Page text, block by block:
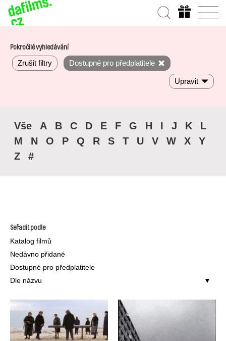
Pokročilé vyhledávání
Zrušit filtry Dostupné pro předplatitele
Upravit
Vše A B C D E F G H I J K
L
M
N O P Q R S T U V W X
Y
Z
#
Seřadit podle
Katalog filmů
Nedávno přidané
Dostupné pro předplatitele
Dle názvu